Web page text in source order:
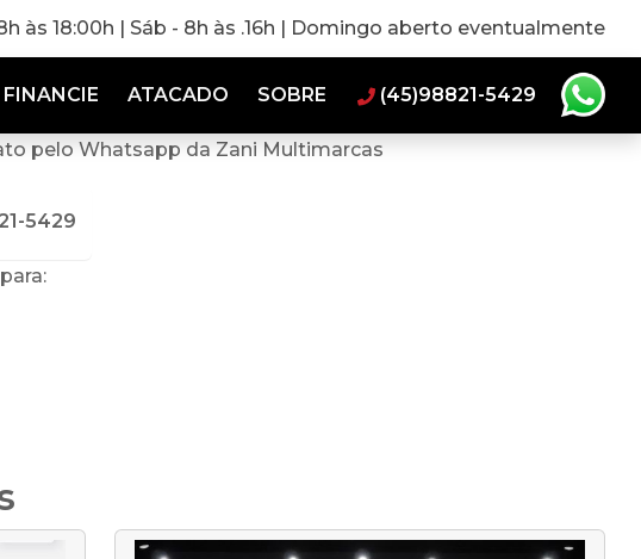
às 18:00h | Sáb - 8h às .16h | Domingo aberto eventualmente
FINANCIE ATACADO SOBRE (45)98821-5429
pelo Whatsapp da Zani Multimarcas
5429